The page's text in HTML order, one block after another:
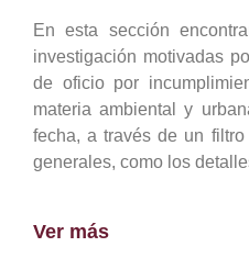
En esta sección
investigación motivadas
de oficio por
materia ambiental y
fecha, a través de un
generales, como los
Ver más